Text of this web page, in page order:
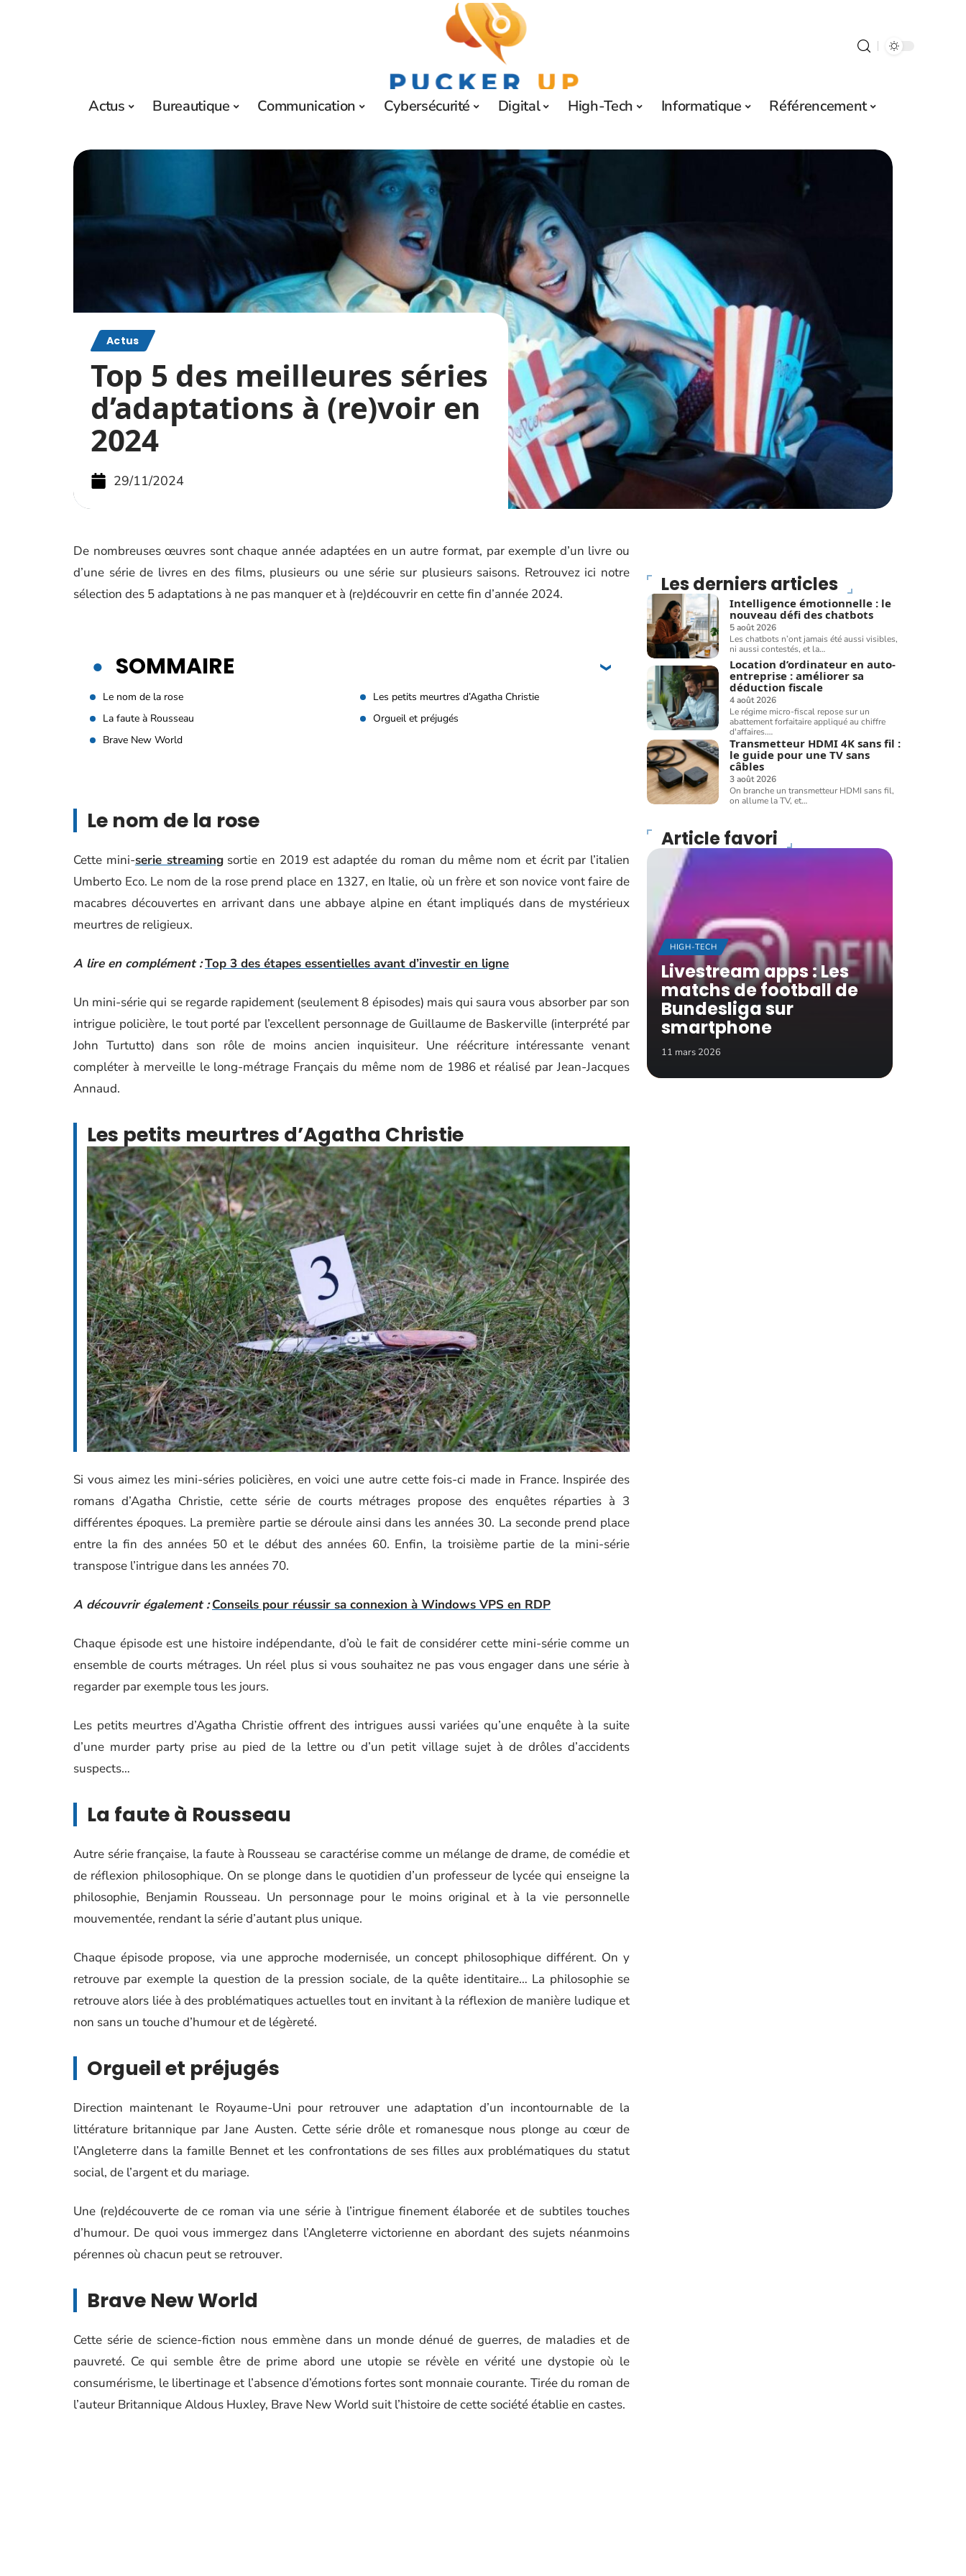
Actus Bureautique Communication Cybersécurité Digital High-Tech Informatique Référencement
Actus
Top 5 des meilleures séries
d’adaptations à (re)voir en
2024
29/11/2024
De nombreuses œuvres sont chaque année adaptées en un autre format, par exemple d’un livre ou
d’une série de livres en des films, plusieurs ou une série sur plusieurs saisons. Retrouvez ici notre
sélection des 5 adaptations à ne pas manquer et à (re)découvrir en cette fin d’année 2024.
SOMMAIRE
Le nom de la rose
Les petits meurtres d’Agatha Christie
La faute à Rousseau
Orgueil et préjugés
Brave New World
Le nom de la rose
Cette mini-serie streamingsortie en 2019 est adaptée du roman du même nom et écrit par l’italien
Umberto Eco. Le nom de la rose prend place en 1327, en Italie, où un frère et son novice vont faire de
macabres découvertes en arrivant dans une abbaye alpine en étant impliqués dans de mystérieux
meurtres de religieux.
A lire en complément :Top 3 des étapes essentielles avant d’investir en ligne
Un mini-série qui se regarde rapidement (seulement 8 épisodes) mais qui saura vous absorber par son
intrigue policière, le tout porté par l’excellent personnage de Guillaume de Baskerville (interprété par
John Turtutto) dans son rôle de moins ancien inquisiteur. Une réécriture intéressante venant
compléter à merveille le long-métrage Français du même nom de 1986 et réalisé par Jean-Jacques
Annaud.
Les petits meurtres d’Agatha Christie
Si vous aimez les mini-séries policières, en voici une autre cette fois-ci made in France. Inspirée des
romans d’Agatha Christie, cette série de courts métrages propose des enquêtes réparties à 3
différentes époques. La première partie se déroule ainsi dans les années 30. La seconde prend place
entre la fin des années 50 et le début des années 60. Enfin, la troisième partie de la mini-série
transpose l’intrigue dans les années 70.
A découvrir également : Conseils pour réussir sa connexion à Windows VPS en RDP
Chaque épisode est une histoire indépendante, d’où le fait de considérer cette mini-série comme un
ensemble de courts métrages. Un réel plus si vous souhaitez ne pas vous engager dans une série à
regarder par exemple tous les jours.
Les petits meurtres d’Agatha Christie offrent des intrigues aussi variées qu’une enquête à la suite
d’une murder party prise au pied de la lettre ou d’un petit village sujet à de drôles d’accidents
suspects…
La faute à Rousseau
Autre série française, la faute à Rousseau se caractérise comme un mélange de drame, de comédie et
de réflexion philosophique. On se plonge dans le quotidien d’un professeur de lycée qui enseigne la
philosophie, Benjamin Rousseau. Un personnage pour le moins original et à la vie personnelle
mouvementée, rendant la série d’autant plus unique.
Chaque épisode propose, via une approche modernisée, un concept philosophique différent. On y
retrouve par exemple la question de la pression sociale, de la quête identitaire… La philosophie se
retrouve alors liée à des problématiques actuelles tout en invitant à la réflexion de manière ludique et
non sans un touche d’humour et de légèreté.
Orgueil et préjugés
Direction maintenant le Royaume-Uni pour retrouver une adaptation d’un incontournable de la
littérature britannique par Jane Austen. Cette série drôle et romanesque nous plonge au cœur de
l’Angleterre dans la famille Bennet et les confrontations de ses filles aux problématiques du statut
social, de l’argent et du mariage.
Une (re)découverte de ce roman via une série à l’intrigue finement élaborée et de subtiles touches
d’humour. De quoi vous immergez dans l’Angleterre victorienne en abordant des sujets néanmoins
pérennes où chacun peut se retrouver.
Brave New World
Cette série de science-fiction nous emmène dans un monde dénué de guerres, de maladies et de
pauvreté. Ce qui semble être de prime abord une utopie se révèle en vérité une dystopie où le
consumérisme, le libertinage et l’absence d’émotions fortes sont monnaie courante. Tirée du roman de
l’auteur Britannique Aldous Huxley, Brave New World suit l’histoire de cette société établie en castes.
Les derniers articles
Intelligence émotionnelle : le
nouveau défi des chatbots
5 août 2026
Les chatbots n’ont jamais été aussi visibles,
ni aussi contestés, et la…
Location d’ordinateur en auto-
entreprise : améliorer sa
déduction fiscale
4 août 2026
Le régime micro-fiscal repose sur un
abattement forfaitaire appliqué au chiffre
d'affaires.…
Transmetteur HDMI 4K sans fil :
le guide pour une TV sans
câbles
3 août 2026
On branche un transmetteur HDMI sans fil,
on allume la TV, et…
Article favori
HIGH-TECH
Livestream apps : Les
matchs de football de
Bundesliga sur
smartphone
11 mars 2026